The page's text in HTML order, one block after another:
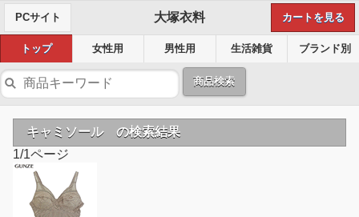
PCサイト 大塚衣料 カートを見る
トップ 女性用 男性用 生活雑貨 ブランド別
商品検索
キャミソール の検索結果
1/1ページ